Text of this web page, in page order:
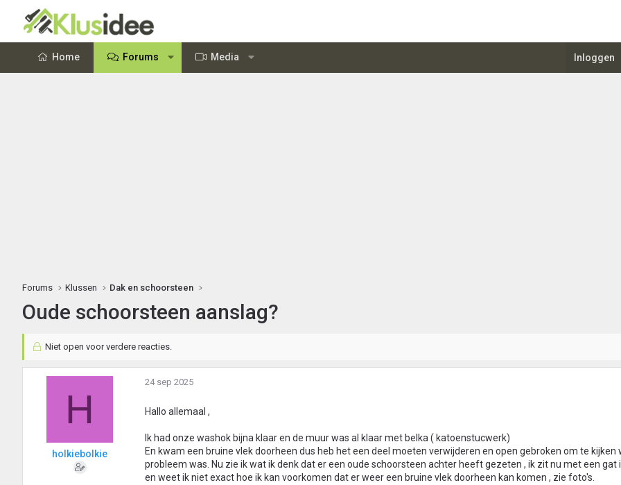
Home Forums Media Inloggen
Forums Klussen Dak en schoorsteen
Oude schoorsteen aanslag?
Niet open voor verdere reacties.
H
holkiebolkie
24 sep 2025
Hallo allemaal ,
Ik had onze washok bijna klaar en de muur was al klaar met belka ( katoenstucwerk)
En kwam een bruine vlek doorheen dus heb het een deel moeten verwijderen en open gebroken om te kijken
probleem was. Nu zie ik wat ik denk dat er een oude schoorsteen achter heeft gezeten , ik zit nu met een gat
en weet ik niet exact hoe ik kan voorkomen dat er weer een bruine vlek doorheen kan komen , zie foto's.